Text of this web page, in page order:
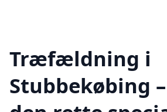
Træfældning i
Stubbekøbing